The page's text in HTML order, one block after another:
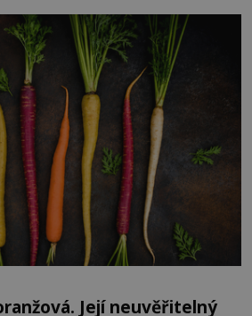
jako kdyby se paměť
Cvičte
Její neuvěřitelný